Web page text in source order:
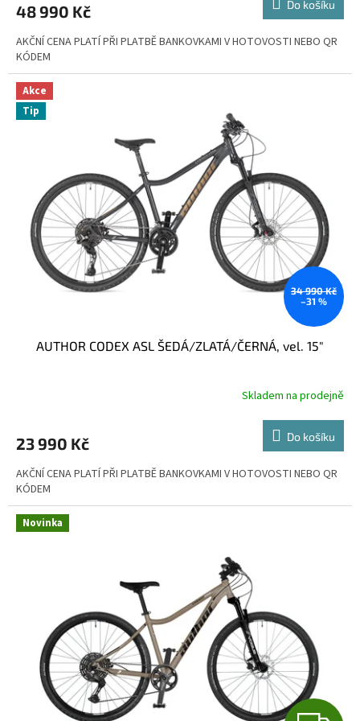
A
48 990 Kč Do košíku
AKČNÍ CENA PLATÍ PŘI PLATBĚ BANKOVKAMI V HOTOVOSTI NEBO QR
KÓDEM
Akce
Tip
34 990 Kč
–31 %
AUTHOR CODEX ASL ŠEDÁ/ZLATÁ/ČERNÁ, vel. 15"
Skladem na prodejně
23 990 Kč Do košíku
AKČNÍ CENA PLATÍ PŘI PLATBĚ BANKOVKAMI V HOTOVOSTI NEBO QR
KÓDEM
Novinka